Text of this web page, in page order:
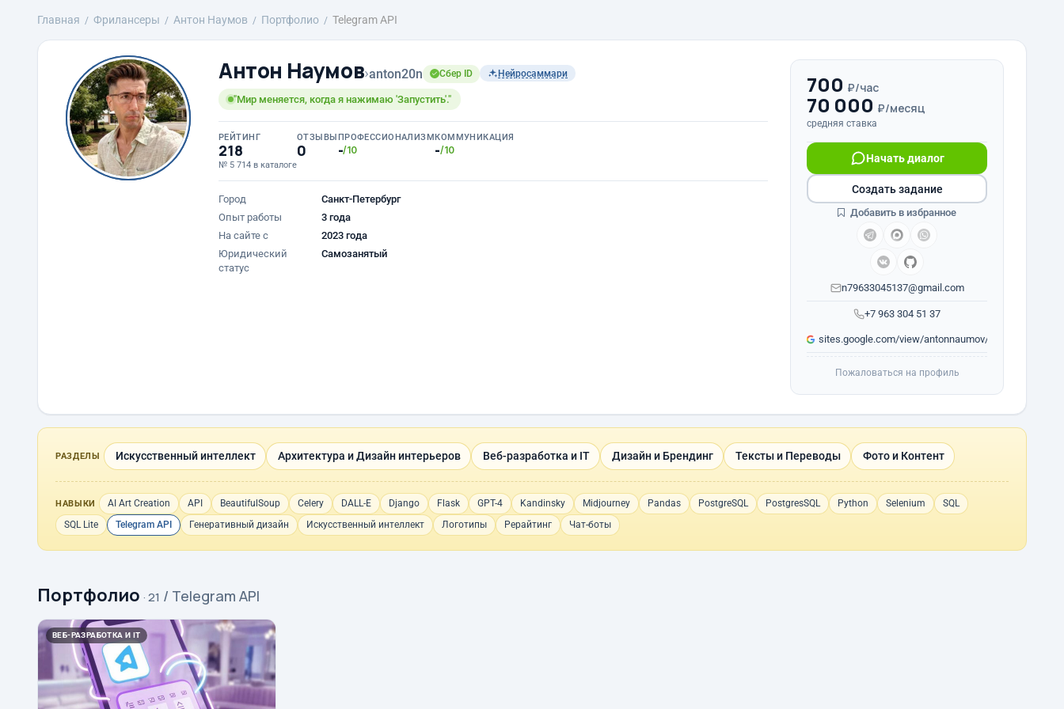
Главная Фрилансеры Антон Наумов Портфолио Telegram API
Антон Наумов›anton20n Сбер ID Нейросаммари
"Мир меняется, когда я нажимаю 'Запустить'."
РЕЙТИНГ
218
№ 5 714 в каталоге
ОТЗЫВЫ
0
ПРОФЕССИОНАЛИЗМ
-/10
КОММУНИКАЦИЯ
-/10
Город
Санкт-Петербург
Опыт работы
3 года
На сайте с
2023 года
Юридический
статус
Самозанятый
700 ₽/час
70 000 ₽/месяц
средняя ставка
+7 963 304 51 37
Начать диалог
n79633045137@gmail.com
sites.google.com/view/antonnaumov/
Создать задание
Добавить в избранное
Пожаловаться на профиль
РАЗДЕЛЫ Искусственный интеллект Архитектура и Дизайн интерьеров Веб-разработка и IT Дизайн и Брендинг Тексты и Переводы Фото и Контент
НАВЫКИ AI Art Creation API BeautifulSoup Celery DALL-E Django Flask GPT-4 Kandinsky Midjourney Pandas PostgreSQL PostgresSQL Python Selenium
SQL
SQL Lite
Telegram API Генеративный дизайн Искусственный интеллект Логотипы Рерайтинг Чат-боты
Портфолио · 21 / Telegram API
ВЕБ-РАЗРАБОТКА И IT